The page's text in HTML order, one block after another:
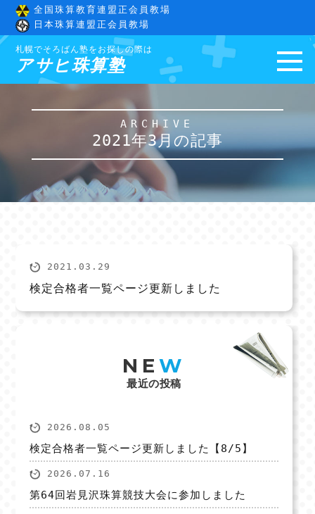
全国珠算教育連盟正会員教場
日本珠算連盟正会員教場
札幌でそろばん塾をお探しの際は
アサヒ珠算塾
ARCHIVE
2021年3月の記事
2021.03.29
検定合格者一覧ページ更新しました
NE W
最近の投稿
2026.08.05
検定合格者一覧ページ更新しました【8/5】
2026.07.16
第64回岩見沢珠算競技大会に参加しました